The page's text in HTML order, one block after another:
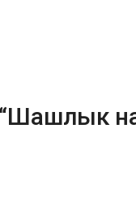
“Шашлык